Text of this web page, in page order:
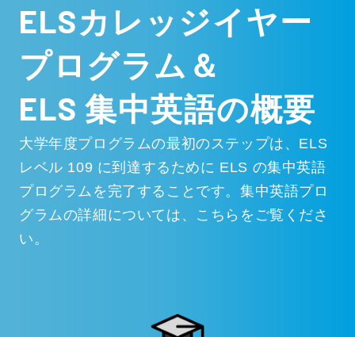
ELSカレッジイヤー
プログラム＆
ELS 集中英語の概要
大学年度プログラムの最初のステップは、ELS
レベル 109 に到達するために ELS の集中英語
プログラムを完了することです。集中英語プロ
グラムの詳細については、こちらをご覧くださ
い。